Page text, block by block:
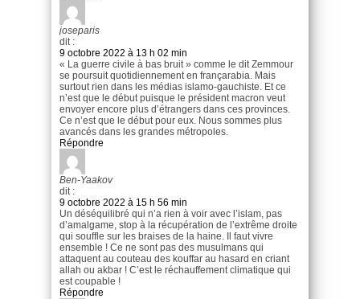
joseparis
dit :
9 octobre 2022 à 13 h 02 min
« La guerre civile à bas bruit » comme le dit Zemmour
se poursuit quotidiennement en françarabia. Mais
surtout rien dans les médias islamo-gauchiste. Et ce
n’est que le début puisque le président macron veut
envoyer encore plus d’étrangers dans ces provinces.
Ce n’est que le début pour eux. Nous sommes plus
avancés dans les grandes métropoles.
Répondre
Ben-Yaakov
dit :
9 octobre 2022 à 15 h 56 min
Un déséquilibré qui n’a rien à voir avec l’islam, pas
d’amalgame, stop à la récupération de l’extrême droite
qui souffle sur les braises de la haine. Il faut vivre
ensemble ! Ce ne sont pas des musulmans qui
attaquent au couteau des kouffar au hasard en criant
allah ou akbar ! C’est le réchauffement climatique qui
est coupable !
Répondre